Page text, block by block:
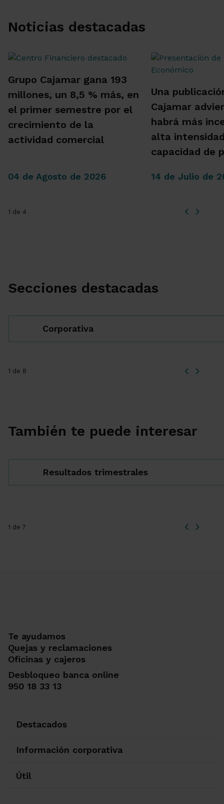
Noticias destacadas
Grupo Cajamar gana 193
millones, un 8,5 % más, en
el primer semestre por el
crecimiento de la
actividad comercial
04 de Agosto de 2026
Una
Cajamar
habrá más
alta
capacidad de
14 de Julio de
1 de 4
Secciones destacadas
Corporativa
1 de 8
También te puede interesar
Resultados trimestrales
1 de 7
Te ayudamos
Quejas y reclamaciones
Oficinas y cajeros
Desbloqueo banca online
950 18 33 13
Destacados
Información corporativa
Útil